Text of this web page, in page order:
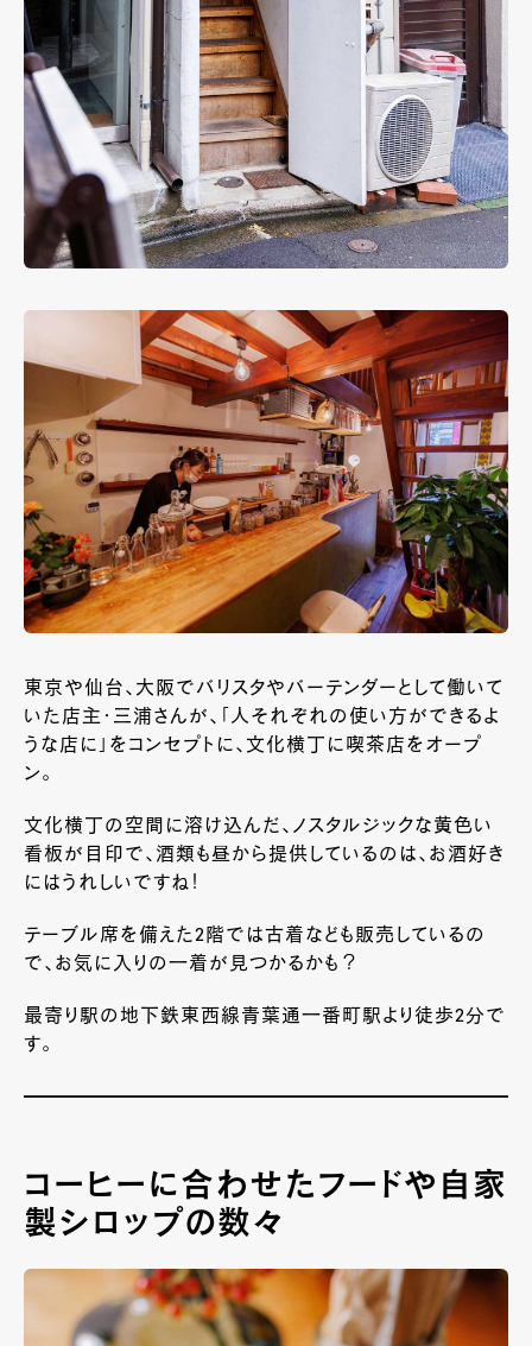
東京や仙台、大阪でバリスタやバーテンダーとして働いて
いた店主・三浦さんが、「人それぞれの使い方ができるよ
うな店に」をコンセプトに、文化横丁に喫茶店をオープ
ン。
文化横丁の空間に溶け込んだ、ノスタルジックな黄色い
看板が目印で、酒類も昼から提供しているのは、お酒好き
にはうれしいですね！
テーブル席を備えた2階では古着なども販売しているの
で、お気に入りの一着が見つかるかも？
最寄り駅の地下鉄東西線青葉通一番町駅より徒歩2分で
す。
コーヒーに合わせたフードや自家
製シロップの数々